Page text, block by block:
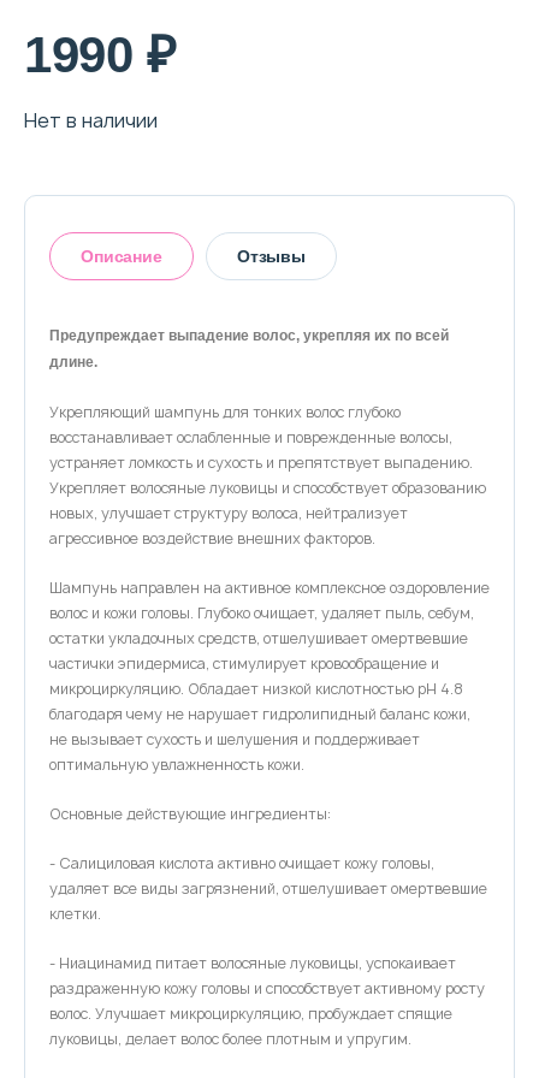
1990 ₽
Нет в наличии
Описание Отзывы
Предупреждает выпадение волос, укрепляя их по всей
длине.
Укрепляющий шампунь для тонких волос глубоко
восстанавливает ослабленные и поврежденные волосы,
устраняет ломкость и сухость и препятствует выпадению.
Укрепляет волосяные луковицы и способствует образованию
новых, улучшает структуру волоса, нейтрализует
агрессивное воздействие внешних факторов.
Шампунь направлен на активное комплексное оздоровление
волос и кожи головы. Глубоко очищает, удаляет пыль, себум,
остатки укладочных средств, отшелушивает омертвевшие
частички эпидермиса, стимулирует кровообращение и
микроциркуляцию. Обладает низкой кислотностью pH 4.8
благодаря чему не нарушает гидролипидный баланс кожи,
не вызывает сухость и шелушения и поддерживает
оптимальную увлажненность кожи.
Основные действующие ингредиенты:
- Салициловая кислота активно очищает кожу головы,
удаляет все виды загрязнений, отшелушивает омертвевшие
клетки.
- Ниацинамид питает волосяные луковицы, успокаивает
раздраженную кожу головы и способствует активному росту
волос. Улучшает микроциркуляцию, пробуждает спящие
луковицы, делает волос более плотным и упругим.